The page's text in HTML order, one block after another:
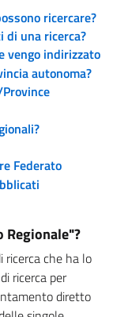
ricercare?
una ricerca?
vengo indirizzato
autonoma?
Federato
Regionale"?
ricerca che ha lo
ricerca per
diretto